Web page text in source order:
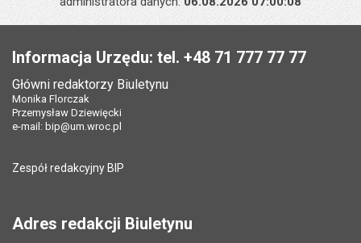
Informacja Urzędu: tel. +48 71 777 77 77
Główni redaktorzy Biuletynu
Monika Florczak
Przemysław Dziewięcki
e-mail: bip@um.wroc.pl
Zespół redakcyjny BIP
Adres redakcji Biuletynu